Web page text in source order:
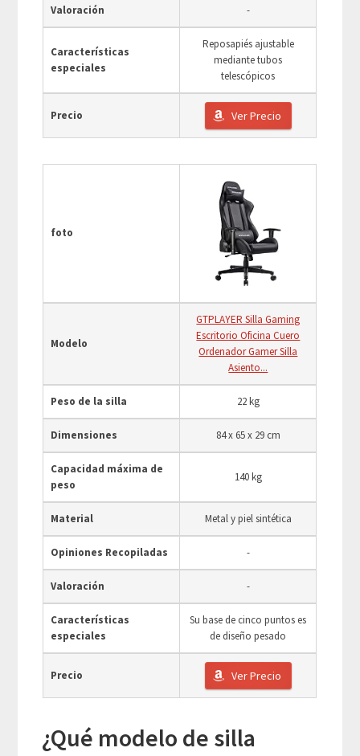
Valoración -
Características
especiales
Reposapiés ajustable
mediante tubos
telescópicos
Precio Ver Precio
foto
Modelo
GTPLAYER Silla Gaming
Escritorio Oficina Cuero
Ordenador Gamer Silla
Asiento...
Peso de la silla 22 kg
Dimensiones 84 x 65 x 29 cm
Capacidad máxima de
peso
140 kg
Material Metal y piel sintética
Opiniones Recopiladas -
Valoración -
Características
especiales
Su base de cinco puntos es
de diseño pesado
Precio Ver Precio
¿Qué modelo de silla